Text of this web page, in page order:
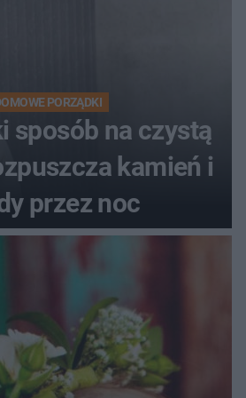
PORZĄDKI
sposób na czystą
kamień i
przez noc